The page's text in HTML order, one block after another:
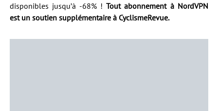
disponibles jusqu’à -68% !Tout abonnement à NordVPN
est un soutien supplémentaire à CyclismeRevue.